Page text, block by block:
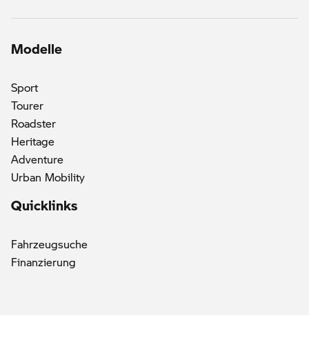
Modelle
Sport
Tourer
Roadster
Heritage
Adventure
Urban Mobility
Quicklinks
Fahrzeugsuche
Finanzierung